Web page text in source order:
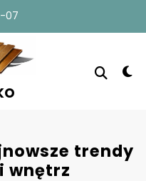
07
trendy
wnętrz